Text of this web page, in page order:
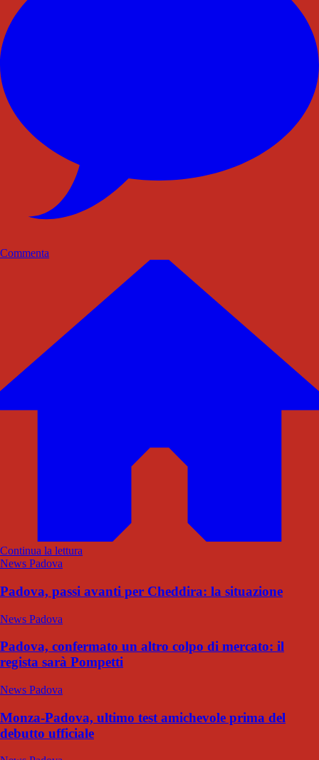
Commenta
Continua la lettura
News Padova
Padova, passi avanti per Cheddira: la situazione
News Padova
Padova, confermato un altro colpo di mercato: il
regista sarà Pompetti
News Padova
Monza-Padova, ultimo test amichevole prima del
debutto ufficiale